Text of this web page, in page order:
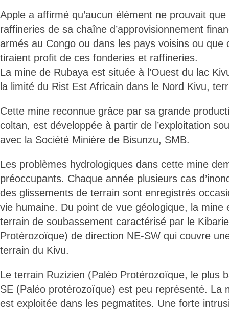
Apple a affirmé qu’aucun élément ne prouvait
raffineries de sa chaîne d’approvisionnement
armés au Congo ou dans les pays voisins ou que
tiraient profit de ces fonderies et raffineries.
La mine de Rubaya est située à l’Ouest du lac
la limité du Rist Est Africain dans le Nord Kivu,
Cette mine reconnue grâce par sa grande
coltan, est développée à partir de l’exploitation
avec la Société Minière de Bisunzu, SMB.
Les problèmes hydrologiques dans cette mine
préoccupants. Chaque année plusieurs cas
des glissements de terrain sont enregistrés
vie humaine. Du point de vue géologique, la mine
terrain de soubassement caractérisé par le
Protérozoïque) de direction NE-SW qui couvre
terrain du Kivu.
Le terrain Ruzizien (Paléo Protérozoïque, le plus
SE (Paléo protérozoïque) est peu représenté. La
est exploitée dans les pegmatites. Une forte